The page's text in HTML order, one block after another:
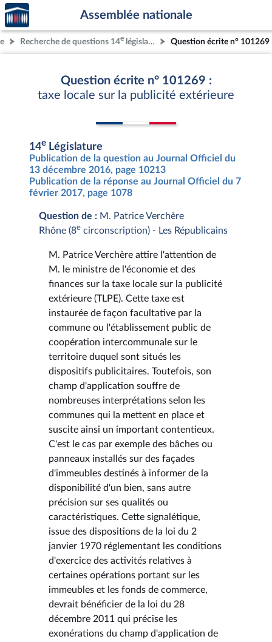
Aller au contenu
Aller en bas de la page
Accèder
à la
page
d'accueil
Assemblée nationale
Recherche de questions 14e législature Question écrite n° 101269
Question écrite n° 101269 :
taxe locale sur la publicité extérieure
14e Législature
Publication de la question au Journal Officiel du
13 décembre 2016, page 10213
Publication de la réponse au Journal Officiel du 7
février 2017, page 1078
Question de : M. Patrice Verchère
Rhône (8e circonscription) - Les Républicains
M. Patrice Verchère attire l'attention de
M. le ministre de l'économie et des
finances sur la taxe locale sur la publicité
extérieure (TLPE). Cette taxe est
instaurée de façon facultative par la
commune ou l'établissement public de
coopération intercommunale sur le
territoire duquel sont situés les
dispositifs publicitaires. Toutefois, son
champ d'application souffre de
nombreuses interprétations selon les
communes qui la mettent en place et
suscite ainsi un important contentieux.
C'est le cas par exemple des bâches ou
panneaux installés sur des façades
d'immeubles destinés à informer de la
disponibilité d'un bien, sans autre
précision sur ses qualités ou
caractéristiques. Cette signalétique,
issue des dispositions de la loi du 2
janvier 1970 réglementant les conditions
d'exercice des activités relatives à
certaines opérations portant sur les
immeubles et les fonds de commerce,
devrait bénéficier de la loi du 28
décembre 2011 qui précise les
exonérations du champ d'application de